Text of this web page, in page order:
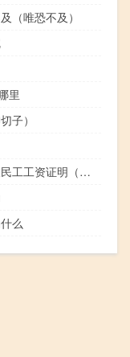
（唯恐不及）
里
子）
建设单位出具无拖欠农民工工资证明（企业无拖欠农民工工资证明）
么